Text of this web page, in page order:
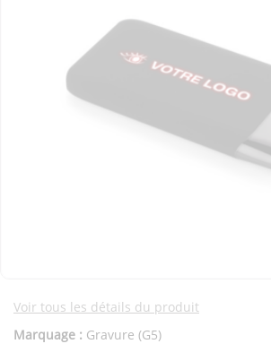
Voir tous les détails du produit
Marquage : Gravure (G5)